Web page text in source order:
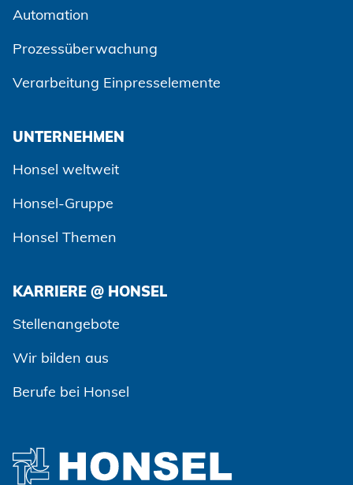
Automation
Prozessüberwachung
Verarbeitung Einpresselemente
UNTERNEHMEN
Honsel weltweit
Honsel-Gruppe
Honsel Themen
KARRIERE @ HONSEL
Stellenangebote
Wir bilden aus
Berufe bei Honsel